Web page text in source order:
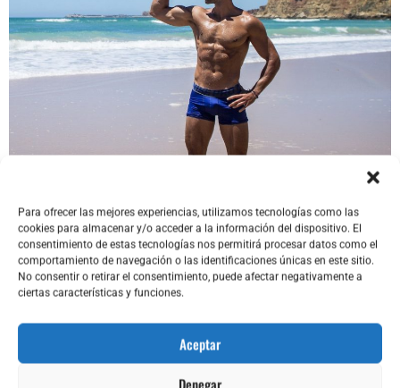
Para ofrecer las mejores experiencias, utilizamos tecnologías como las
cookies para almacenar y/o acceder a la información del dispositivo. El
consentimiento de estas tecnologías nos permitirá procesar datos como el
comportamiento de navegación o las identificaciones únicas en este sitio.
No consentir o retirar el consentimiento, puede afectar negativamente a
ciertas características y funciones.
Aceptar
Denegar
Nadar en mar abierto no es solo una
forma brutal de entrenar todo tu
cuerpo, es también una experiencia de
conexión con la naturaleza y de
libertad total, descubre más aquí.